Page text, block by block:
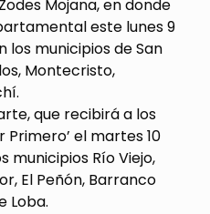
Mojana, en donde
este lunes 9
municipios de San
Montecristo,
que recibirá a los
Primero’ el martes 10
municipios Río Viejo,
El Peñón, Barranco
Loba.